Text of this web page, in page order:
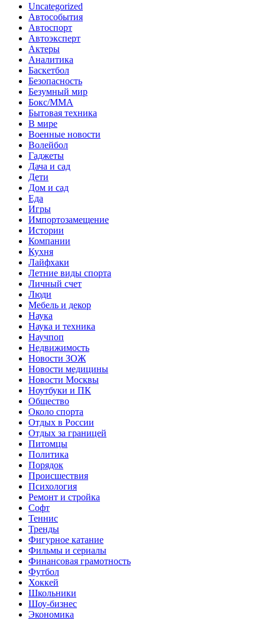
Uncategorized
Автособытия
Автоспорт
Автоэксперт
Актеры
Аналитика
Баскетбол
Безопасность
Безумный мир
Бокс/MMA
Бытовая техника
В мире
Военные новости
Волейбол
Гаджеты
Дача и сад
Дети
Дом и сад
Еда
Игры
Импортозамещение
Истории
Компании
Кухня
Лайфхаки
Летние виды спорта
Личный счет
Люди
Мебель и декор
Наука
Наука и техника
Научпоп
Недвижимость
Новости ЗОЖ
Новости медицины
Новости Москвы
Ноутбуки и ПК
Общество
Около спорта
Отдых в России
Отдых за границей
Питомцы
Политика
Порядок
Происшествия
Психология
Ремонт и стройка
Софт
Теннис
Тренды
Фигурное катание
Фильмы и сериалы
Финансовая грамотность
Футбол
Хоккей
Школьники
Шоу-бизнес
Экономика